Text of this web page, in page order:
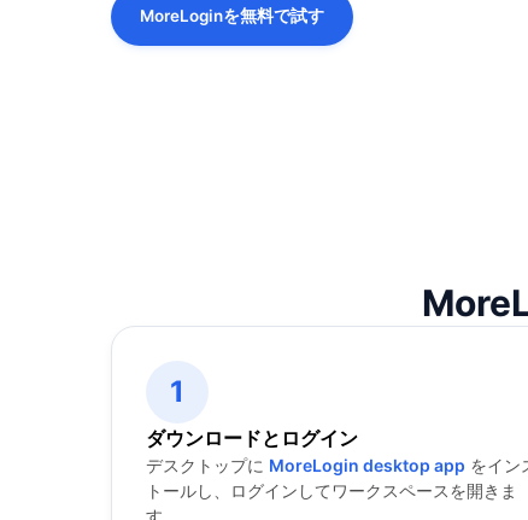
MoreLoginを無料で試す
1
ダウンロードとログイン
デスクトップに MoreLogin desktop app をイン
トールし、ログインしてワークスペースを開きま